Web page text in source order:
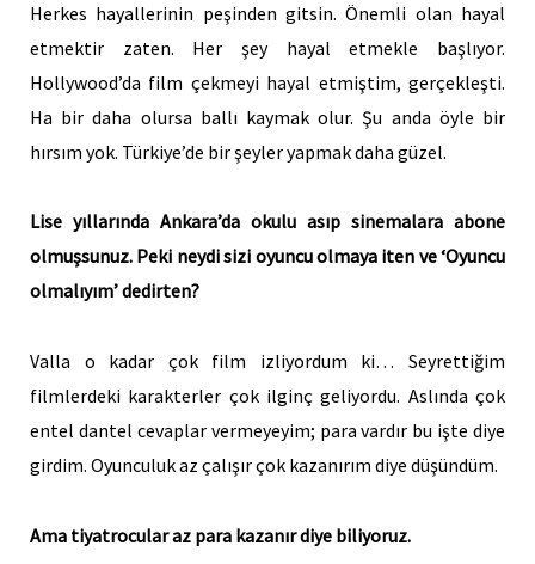
Herkes hayallerinin peşinden gitsin. Önemli olan hayal
etmektir zaten. Her şey hayal etmekle başlıyor.
Hollywood’da film çekmeyi hayal etmiştim, gerçekleşti.
Ha bir daha olursa ballı kaymak olur. Şu anda öyle bir
hırsım yok. Türkiye’de bir şeyler yapmak daha güzel.
Lise yıllarında Ankara’da okulu asıp sinemalara abone
olmuşsunuz. Peki neydi sizi oyuncu olmaya iten ve ‘Oyuncu
olmalıyım’ dedirten?
Valla o kadar çok film izliyordum ki… Seyrettiğim
filmlerdeki karakterler çok ilginç geliyordu. Aslında çok
entel dantel cevaplar vermeyeyim; para vardır bu işte diye
girdim. Oyunculuk az çalışır çok kazanırım diye düşündüm.
Ama tiyatrocular az para kazanır diye biliyoruz.